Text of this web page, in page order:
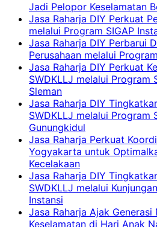
Jadi Pelopor Keselamatan
Jasa Raharja DIY Perkuat
melalui Program SIGAP
Jasa Raharja DIY Perbarui
Perusahaan melalui
Jasa Raharja DIY Perkuat
SWDKLLJ melalui Program
Sleman
Jasa Raharja DIY
SWDKLLJ melalui Program
Gunungkidul
Jasa Raharja Perkuat
Yogyakarta untuk
Kecelakaan
Jasa Raharja DIY
SWDKLLJ melalui
Instansi
Jasa Raharja Ajak
Keselamatan di Hari Anak